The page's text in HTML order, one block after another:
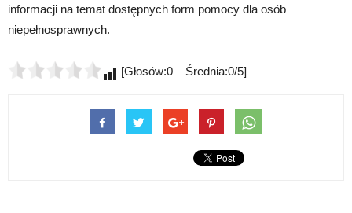
informacji na temat dostępnych form pomocy dla osób
niepełnosprawnych.
[Głosów:0 Średnia:0/5]